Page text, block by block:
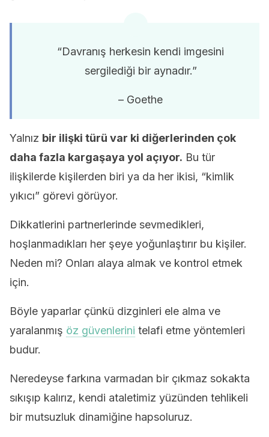
“Davranış herkesin kendi imgesini
sergilediği bir aynadır.”
– Goethe
Yalnız bir ilişki türü var ki diğerlerinden çok
daha fazla kargaşaya yol açıyor. Bu tür
ilişkilerde kişilerden biri ya da her ikisi, “kimlik
yıkıcı” görevi görüyor.
Dikkatlerini partnerlerinde sevmedikleri,
hoşlanmadıkları her şeye yoğunlaştırır bu kişiler.
Neden mi? Onları alaya almak ve kontrol etmek
için.
Böyle yaparlar çünkü dizginleri ele alma ve
yaralanmış öz güvenlerini telafi etme yöntemleri
budur.
Neredeyse farkına varmadan bir çıkmaz sokakta
sıkışıp kalırız, kendi ataletimiz yüzünden tehlikeli
bir mutsuzluk dinamiğine hapsoluruz.